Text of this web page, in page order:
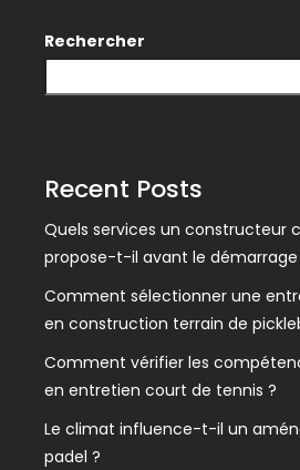
Rechercher
Recent Posts
Quels services un constructeur
propose-t-il avant le démarrage
Comment sélectionner une
en construction terrain de
Comment vérifier les
en entretien court de tennis ?
Le climat influence-t-il un
padel ?